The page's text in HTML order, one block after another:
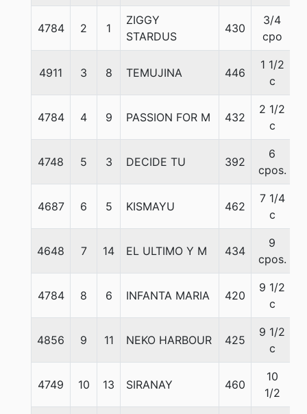
4784 2 1
ZIGGY
STARDUS
430
3/4
cpo
4911 3 8 TEMUJINA 446
1 1/2
c
4784 4 9 PASSION FOR M 432
2 1/2
c
4748 5 3 DECIDE TU 392
6
cpos.
4687 6 5 KISMAYU 462
7 1/4
c
4648 7 14 EL ULTIMO Y M 434
9
cpos.
4784 8 6 INFANTA MARIA 420
9 1/2
c
4856 9 11 NEKO HARBOUR 425
9 1/2
c
4749 10 13 SIRANAY 460
10
1/2